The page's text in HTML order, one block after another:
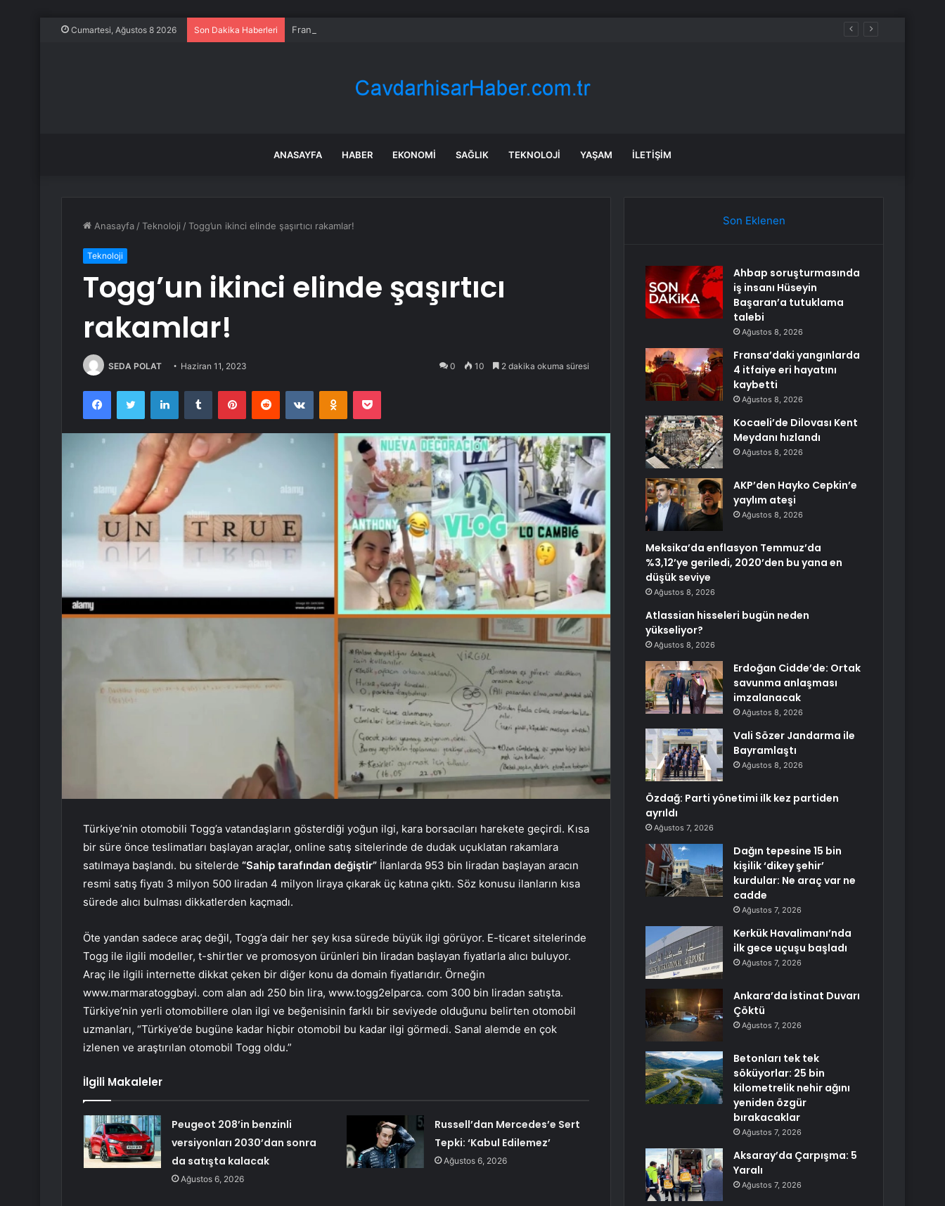
Cumartesi, Ağustos 8 2026 Son Dakika Haberleri Fransa’daki yangınlarda 4 itfaiye eri hayatını kaybetti
ANASAYFA HABER EKONOMI SAĞLIK TEKNOLOJI YAŞAM İLETIŞIM
Anasayfa /Teknoloji /Togg’un ikinci elinde şaşırtıcı rakamlar!
Teknoloji
Togg’un ikinci elinde şaşırtıcı
rakamlar!
SEDA POLAT Haziran 11, 2023 0 10 2 dakika okuma süresi
FacebookTwitter LinkedInTumblr PinterestReddit VKontakteOdnoklassniki
Pocket
Türkiye’nin otomobili Togg’a vatandaşların gösterdiği yoğun ilgi, kara borsacıları harekete geçirdi. Kısa
bir süre önce teslimatları başlayan araçlar, online satış sitelerinde de dudak uçuklatan rakamlara
satılmaya başlandı. bu sitelerde “Sahip tarafından değiştir” İlanlarda 953 bin liradan başlayan aracın
resmi satış fiyatı 3 milyon 500 liradan 4 milyon liraya çıkarak üç katına çıktı. Söz konusu ilanların kısa
sürede alıcı bulması dikkatlerden kaçmadı.
Öte yandan sadece araç değil, Togg’a dair her şey kısa sürede büyük ilgi görüyor. E-ticaret sitelerinde
Togg ile ilgili modeller, t-shirtler ve promosyon ürünleri bin liradan başlayan fiyatlarla alıcı buluyor.
Araç ile ilgili internette dikkat çeken bir diğer konu da domain fiyatlarıdır. Örneğin
www.marmaratoggbayi. com alan adı 250 bin lira, www.togg2elparca. com 300 bin liradan satışta.
Türkiye’nin yerli otomobillere olan ilgi ve beğenisinin farklı bir seviyede olduğunu belirten otomobil
uzmanları, “Türkiye’de bugüne kadar hiçbir otomobil bu kadar ilgi görmedi. Sanal alemde en çok
izlenen ve araştırılan otomobil Togg oldu.”
İlgili Makaleler
Peugeot 208’in benzinli
versiyonları 2030’dan sonra
da satışta kalacak
Ağustos 6, 2026
Russell’dan Mercedes’e Sert
Tepki: ‘Kabul Edilemez’
Ağustos 6, 2026
Son Eklenen
Ahbap soruşturmasında
iş insanı Hüseyin
Başaran’a tutuklama
talebi
Ağustos 8, 2026
Fransa’daki yangınlarda
4 itfaiye eri hayatını
kaybetti
Ağustos 8, 2026
Kocaeli’de Dilovası Kent
Meydanı hızlandı
Ağustos 8, 2026
AKP’den Hayko Cepkin’e
yaylım ateşi
Ağustos 8, 2026
Meksika’da enflasyon Temmuz’da
%3,12’ye geriledi, 2020’den bu yana en
düşük seviye
Ağustos 8, 2026
Atlassian hisseleri bugün neden
yükseliyor?
Ağustos 8, 2026
Erdoğan Cidde’de: Ortak
savunma anlaşması
imzalanacak
Ağustos 8, 2026
Vali Sözer Jandarma ile
Bayramlaştı
Ağustos 8, 2026
Özdağ: Parti yönetimi ilk kez partiden
ayrıldı
Ağustos 7, 2026
Dağın tepesine 15 bin
kişilik ‘dikey şehir’
kurdular: Ne araç var ne
cadde
Ağustos 7, 2026
Kerkük Havalimanı’nda
ilk gece uçuşu başladı
Ağustos 7, 2026
Ankara’da İstinat Duvarı
Çöktü
Ağustos 7, 2026
Betonları tek tek
söküyorlar: 25 bin
kilometrelik nehir ağını
yeniden özgür
bırakacaklar
Ağustos 7, 2026
Aksaray’da Çarpışma: 5
Yaralı
Ağustos 7, 2026